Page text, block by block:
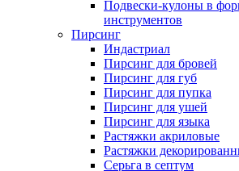
Подвески-кулоны в
инструментов
Пирсинг
Индастриал
Пирсинг для бровей
Пирсинг для губ
Пирсинг для пупка
Пирсинг для ушей
Пирсинг для языка
Растяжки акриловые
Растяжки
Серьга в септум